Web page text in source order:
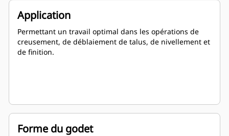
Application
Permettant un travail optimal dans les opérations de
creusement, de déblaiement de talus, de nivellement et
de finition.
Forme du godet